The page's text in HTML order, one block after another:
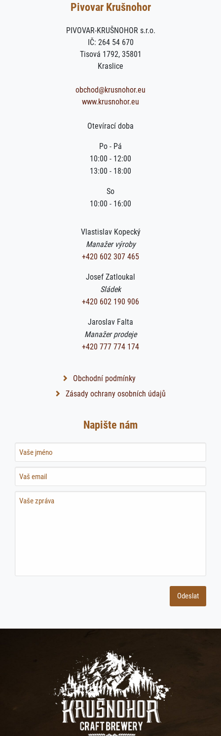
Pivovar Krušnohor
PIVOVAR-KRUŠNOHOR s.r.o.
IČ: 264 54 670
Tisová 1792, 35801
Kraslice
obchod@krusnohor.eu
www.krusnohor.eu
Otevírací doba
Po - Pá
10:00 - 12:00
13:00 - 18:00
So
10:00 - 16:00
Vlastislav Kopecký
Manažer výroby
+420 602 307 465
Josef Zatloukal
Sládek
+420 602 190 906
Jaroslav Falta
Manažer prodeje
+420 777 774 174
Obchodní podmínky
Zásady ochrany osobních údajů
Napište nám
Name
Name
Name